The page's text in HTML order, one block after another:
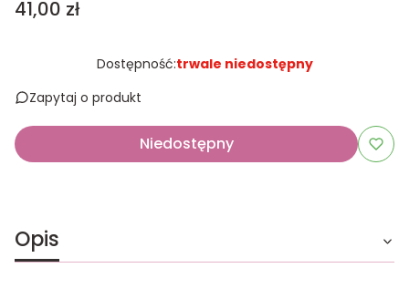
Cena
41,00 zł
Dostępność:trwale niedostępny
Zapytaj o produkt
Niedostępny
Opis